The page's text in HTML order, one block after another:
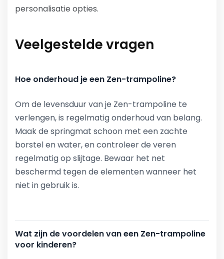
personalisatie opties.
Veelgestelde vragen
Hoe onderhoud je een Zen-trampoline?
Om de levensduur van je Zen-trampoline te
verlengen, is regelmatig onderhoud van belang.
Maak de springmat schoon met een zachte
borstel en water, en controleer de veren
regelmatig op slijtage. Bewaar het net
beschermd tegen de elementen wanneer het
niet in gebruik is.
Wat zijn de voordelen van een Zen-trampoline
voor kinderen?